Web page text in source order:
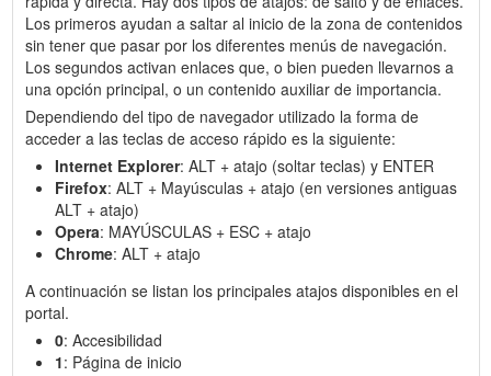
Los primeros ayudan a saltar al inicio de la zona de contenidos
sin tener que pasar por los diferentes menús de navegación.
Los segundos activan enlaces que, o bien pueden llevarnos a
una opción principal, o un contenido auxiliar de importancia.
Dependiendo del tipo de navegador utilizado la forma de
acceder a las teclas de acceso rápido es la siguiente:
Internet Explorer: ALT + atajo (soltar teclas) y ENTER
Firefox: ALT + Mayúsculas + atajo (en versiones antiguas
ALT + atajo)
Opera: MAYÚSCULAS + ESC + atajo
Chrome: ALT + atajo
A continuación se listan los principales atajos disponibles en el
portal.
0: Accesibilidad
1: Página de inicio